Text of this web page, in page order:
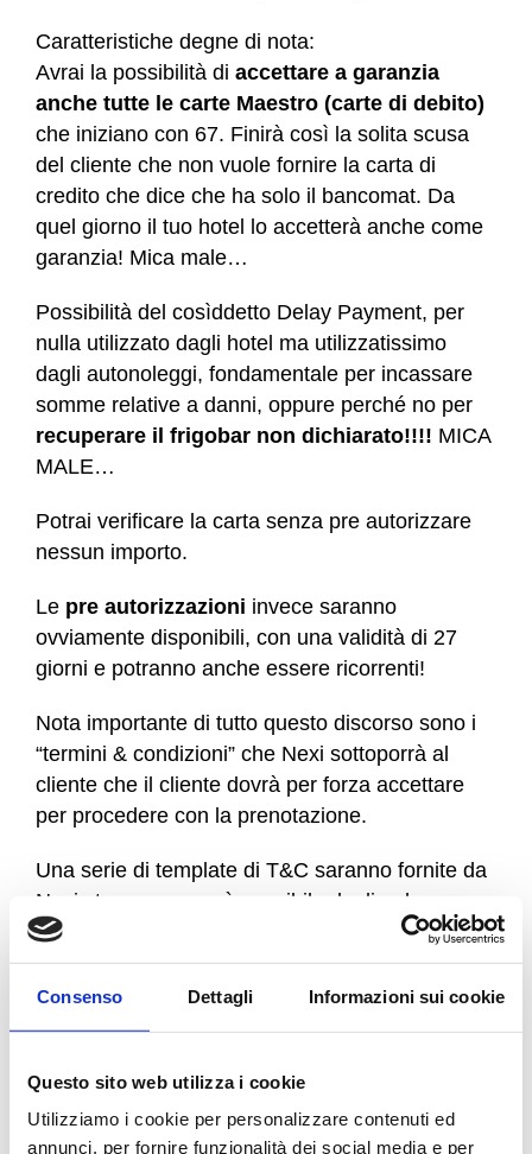
Consenso Dettagli Informazioni sui cookie
Questo sito web utilizza i cookie
Utilizziamo i cookie per personalizzare contenuti ed
annunci, per fornire funzionalità dei social media e per
Caratteristiche degne di nota:
Avrai la possibilità di accettare a garanzia
anche tutte le carte Maestro (carte di debito)
che iniziano con 67. Finirà così la solita scusa
del cliente che non vuole fornire la carta di
credito che dice che ha solo il bancomat. Da
quel giorno il tuo hotel lo accetterà anche come
garanzia! Mica male…
Possibilità del cosìddetto Delay Payment, per
nulla utilizzato dagli hotel ma utilizzatissimo
dagli autonoleggi, fondamentale per incassare
somme relative a danni, oppure perché no per
recuperare il frigobar non dichiarato!!!! MICA
MALE…
Potrai verificare la carta senza pre autorizzare
nessun importo.
Le pre autorizzazioni invece saranno
ovviamente disponibili, con una validità di 27
giorni e potranno anche essere ricorrenti!
Nota importante di tutto questo discorso sono i
“termini & condizioni” che Nexi sottoporrà al
cliente che il cliente dovrà per forza accettare
per procedere con la prenotazione.
Una serie di template di T&C saranno fornite da
Nexi stessa, ma sarà possibile duplicarle e
personalizzarle così che tutti i punti sopra non
siano passibili a controversie e contestazioni,
perché il tutto sarà normato e sarà il cliente ad
accettarle!
Per chi dispone di un booking engine
relativamente recente, questo gateway sarà
interfacciabile trami protocolli API.